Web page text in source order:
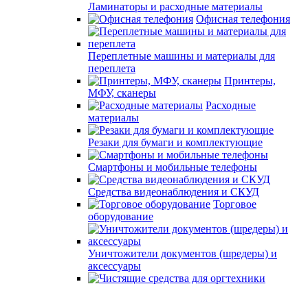
Ламинаторы и расходные материалы
Офисная телефония
Переплетные машины и материалы для
переплета
Принтеры,
МФУ, сканеры
Расходные
материалы
Резаки для бумаги и комплектующие
Смартфоны и мобильные телефоны
Средства видеонаблюдения и СКУД
Торговое
оборудование
Уничтожители документов (шредеры) и
аксессуары